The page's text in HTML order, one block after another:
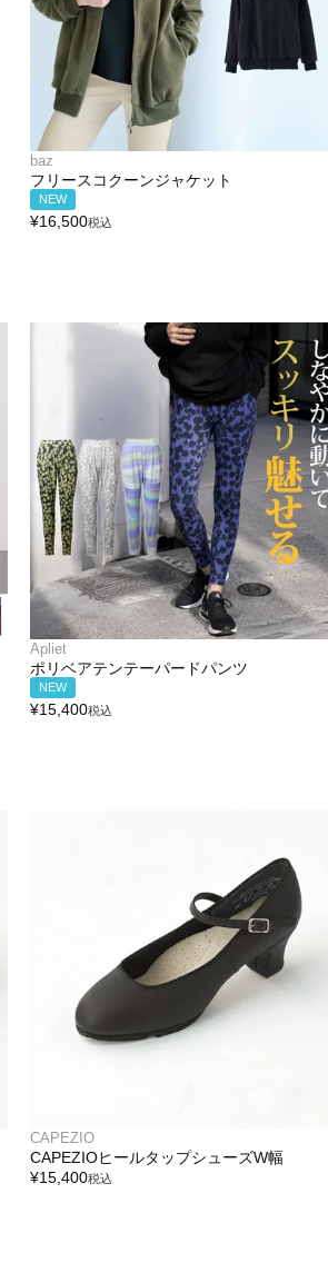
baz
フリースコクーンジャケット
NEW
¥16,500税込
Apliet
ポリベアテンテーパードパンツ
NEW
¥15,400税込
CAPEZIO
CAPEZIOヒールタップシューズW幅
¥15,400税込